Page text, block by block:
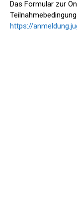
Das Formular zur
https://